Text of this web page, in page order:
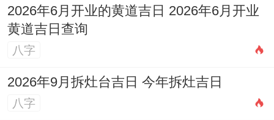
2026年6月开业的黄道吉日 2026年6月开业
黄道吉日查询
八字
2026年9月拆灶台吉日 今年拆灶吉日
八字